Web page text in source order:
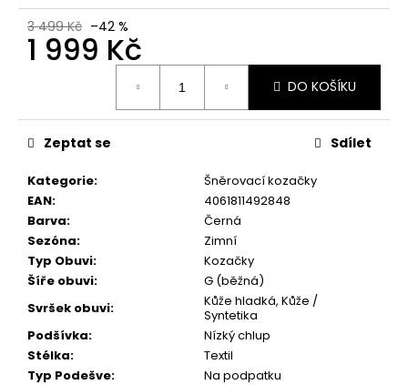
3 499 Kč –42 %
1 999 Kč
DO KOŠÍKU
Kategorie:
Šněrovací kozačky
EAN:
4061811492848
Barva:
Černá
Sezóna:
Zimní
Typ Obuvi:
Kozačky
Šíře obuvi:
G (běžná)
Svršek obuvi:
Kůže hladká, Kůže /
Syntetika
Podšívka:
Nízký chlup
Stélka:
Textil
Typ Podešve:
Na podpatku
Zeptat se Sdílet
28295-
20
140
BÍLÉ
299